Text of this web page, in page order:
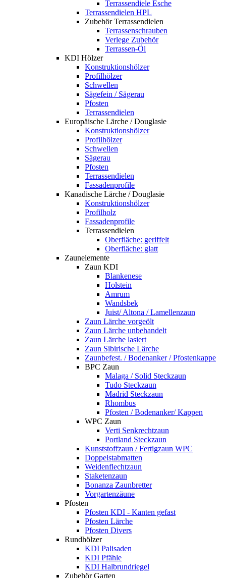
Terrassendiele Esche
Terrassendielen HPL
Zubehör Terrassendielen
Terrassenschrauben
Verlege Zubehör
Terrassen-Öl
KDI Hölzer
Konstruktionshölzer
Profilhölzer
Schwellen
Sägefein / Sägerau
Pfosten
Terrassendielen
Europäische Lärche / Douglasie
Konstruktionshölzer
Profilhölzer
Schwellen
Sägerau
Pfosten
Terrassendielen
Fassadenprofile
Kanadische Lärche / Douglasie
Konstruktionshölzer
Profilholz
Fassadenprofile
Terrassendielen
Oberfläche: geriffelt
Oberfläche: glatt
Zaunelemente
Zaun KDI
Blankenese
Holstein
Amrum
Wandsbek
Juist/ Altona / Lamellenzaun
Zaun Lärche vorgeölt
Zaun Lärche unbehandelt
Zaun Lärche lasiert
Zaun Sibirische Lärche
Zaunbefest. / Bodenanker / Pfostenkappe
BPC Zaun
Malaga / Solid Steckzaun
Tudo Steckzaun
Madrid Steckzaun
Rhombus
Pfosten / Bodenanker/ Kappen
WPC Zaun
Verti Senkrechtzaun
Portland Steckzaun
Kunststoffzaun / Fertigzaun WPC
Doppelstabmatten
Weidenflechtzaun
Staketenzaun
Bonanza Zaunbretter
Vorgartenzäune
Pfosten
Pfosten KDI - Kanten gefast
Pfosten Lärche
Pfosten Divers
Rundhölzer
KDI Palisaden
KDI Pfähle
KDI Halbrundriegel
Zubehör Garten